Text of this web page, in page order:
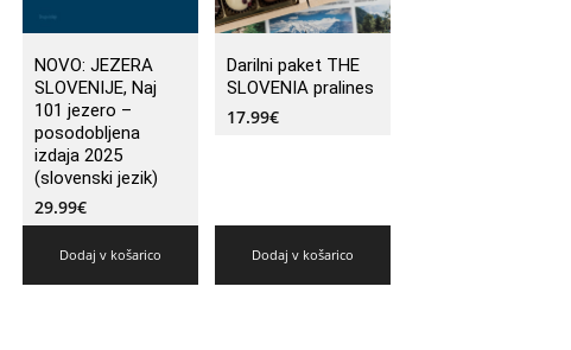
NOVO: JEZERA
SLOVENIJE, Naj
101 jezero –
posodobljena
izdaja 2025
(slovenski jezik)
29.99€
Dodaj v košarico
Darilni paket THE
SLOVENIA pralines
17.99€
Dodaj v košarico